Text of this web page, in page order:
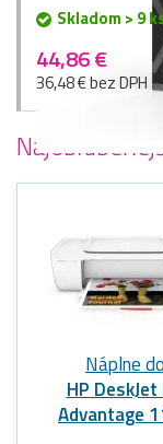
Skladom > 9
44,86 €
36,48 € bez DPH
Náplne
HP DeskJet
Advantage